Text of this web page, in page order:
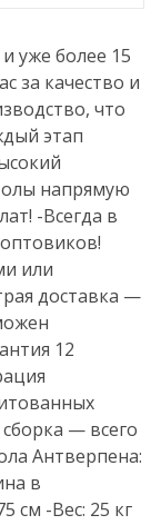
уже более 15
за качество и
что
этап
напрямую
-Всегда в
или
доставка —
12
— всего
Антверпена:
в
см -Вес: 25 кг